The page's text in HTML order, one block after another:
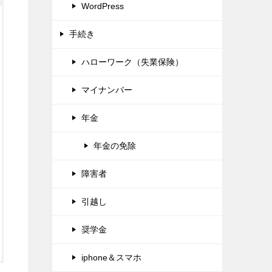
WordPress
手続き
ハローワーク（失業保険）
マイナンバー
年金
年金の免除
障害者
引越し
奨学金
iphone＆スマホ